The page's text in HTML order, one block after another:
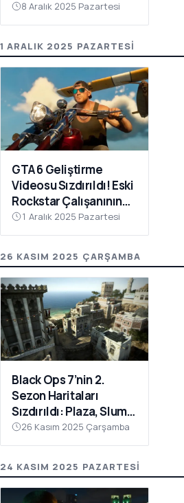
Karakter Ortaya Çıktı
8 Aralık 2025 Pazartesi
1 ARALIK 2025 PAZARTESI
GTA 6 Geliştirme
Videosu Sızdırıldı! Eski
Rockstar Çalışanının
Portföyünden Gelen
Klip Heyecan Yarattı
1 Aralık 2025 Pazartesi
26 KASIM 2025 ÇARŞAMBA
Black Ops 7’nin 2.
Sezon Haritaları
Sızdırıldı: Plaza, Slums
ve Yemen Geri
Dönüyor
26 Kasım 2025 Çarşamba
24 KASIM 2025 PAZARTESI